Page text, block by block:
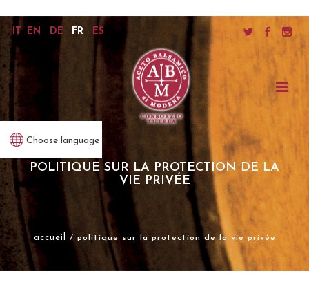
Choose language
POLITIQUE SUR LA PROTECTION DE LA
VIE PRIVÉE
accueil / politique sur la protection de la vie privée
IT EN DE FR ES